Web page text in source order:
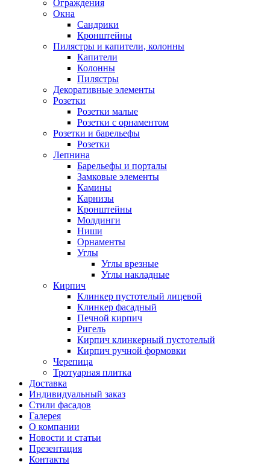
Ограждения
Окна
Сандрики
Кронштейны
Пилястры и капители, колонны
Капители
Колонны
Пилястры
Декоративные элементы
Розетки
Розетки малые
Розетки с орнаментом
Розетки и барельефы
Розетки
Лепнина
Барельефы и порталы
Замковые элементы
Камины
Карнизы
Кронштейны
Молдинги
Ниши
Орнаменты
Углы
Углы врезные
Углы накладные
Кирпич
Клинкер пустотелый лицевой
Клинкер фасадный
Печной кирпич
Ригель
Кирпич клинкерный пустотелый
Кирпич ручной формовки
Черепица
Тротуарная плитка
Доставка
Индивидуальный заказ
Стили фасадов
Галерея
О компании
Новости и статьи
Презентация
Контакты